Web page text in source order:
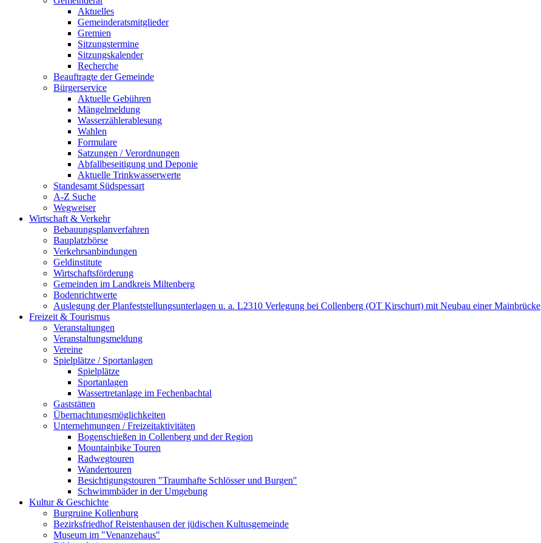
Aktuelles
Gemeinderatsmitglieder
Gremien
Sitzungstermine
Sitzungskalender
Recherche
Beauftragte der Gemeinde
Bürgerservice
Aktuelle Gebühren
Mängelmeldung
Wasserzählerablesung
Wahlen
Formulare
Satzungen / Verordnungen
Abfallbeseitigung und Deponie
Aktuelle Trinkwasserwerte
Standesamt Südspessart
A-Z Suche
Wegweiser
Wirtschaft & Verkehr
Bebauungsplanverfahren
Bauplatzbörse
Verkehrsanbindungen
Geldinstitute
Wirtschaftsförderung
Gemeinden im Landkreis Miltenberg
Bodenrichtwerte
Auslegung der Planfeststellungsunterlagen u. a. L2310 Verlegung bei Collenberg (OT Kirschurt) mit Neubau einer Mainbrücke
Freizeit & Tourismus
Veranstaltungen
Veranstaltungsmeldung
Vereine
Spielplätze / Sportanlagen
Spielplätze
Sportanlagen
Wassertretanlage im Fechenbachtal
Gaststätten
Übernachtungsmöglichkeiten
Unternehmungen / Freizeitaktivitäten
Bogenschießen in Collenberg und der Region
Mountainbike Touren
Radwegtouren
Wandertouren
Besichtigungstouren "Traumhafte Schlösser und Burgen"
Schwimmbäder in der Umgebung
Kultur & Geschichte
Burgruine Kollenburg
Bezirksfriedhof Reistenhausen der jüdischen Kultusgemeinde
Museum im "Venanzehaus"